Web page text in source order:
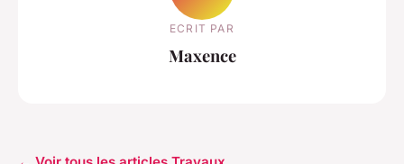
ECRIT PAR
Maxence